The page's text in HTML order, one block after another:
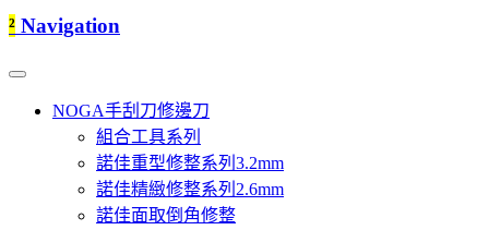
² Navigation
NOGA手刮刀修邊刀
組合工具系列
諾佳重型修整系列3.2mm
諾佳精緻修整系列2.6mm
諾佳面取倒角修整